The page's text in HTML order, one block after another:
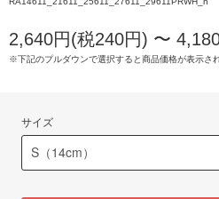
2,640円(税240円) 〜
※下記のプルダウンで選択すると商品価格が表示され
サイズ